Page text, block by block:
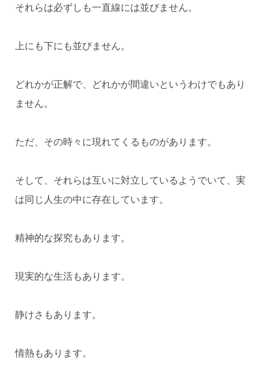
それらは必ずしも一直線には並びません。
上にも下にも並びません。
どれかが正解で、どれかが間違いというわけでもあり
ません。
ただ、その時々に現れてくるものがあります。
そして、それらは互いに対立しているようでいて、実
は同じ人生の中に存在しています。
精神的な探究もあります。
現実的な生活もあります。
静けさもあります。
情熱もあります。